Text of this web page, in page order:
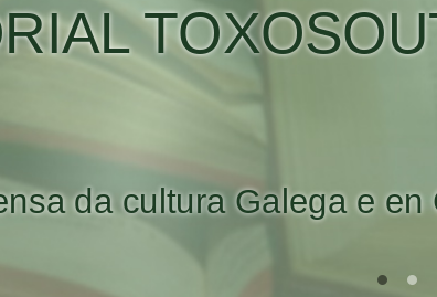
da cultura Galega e en